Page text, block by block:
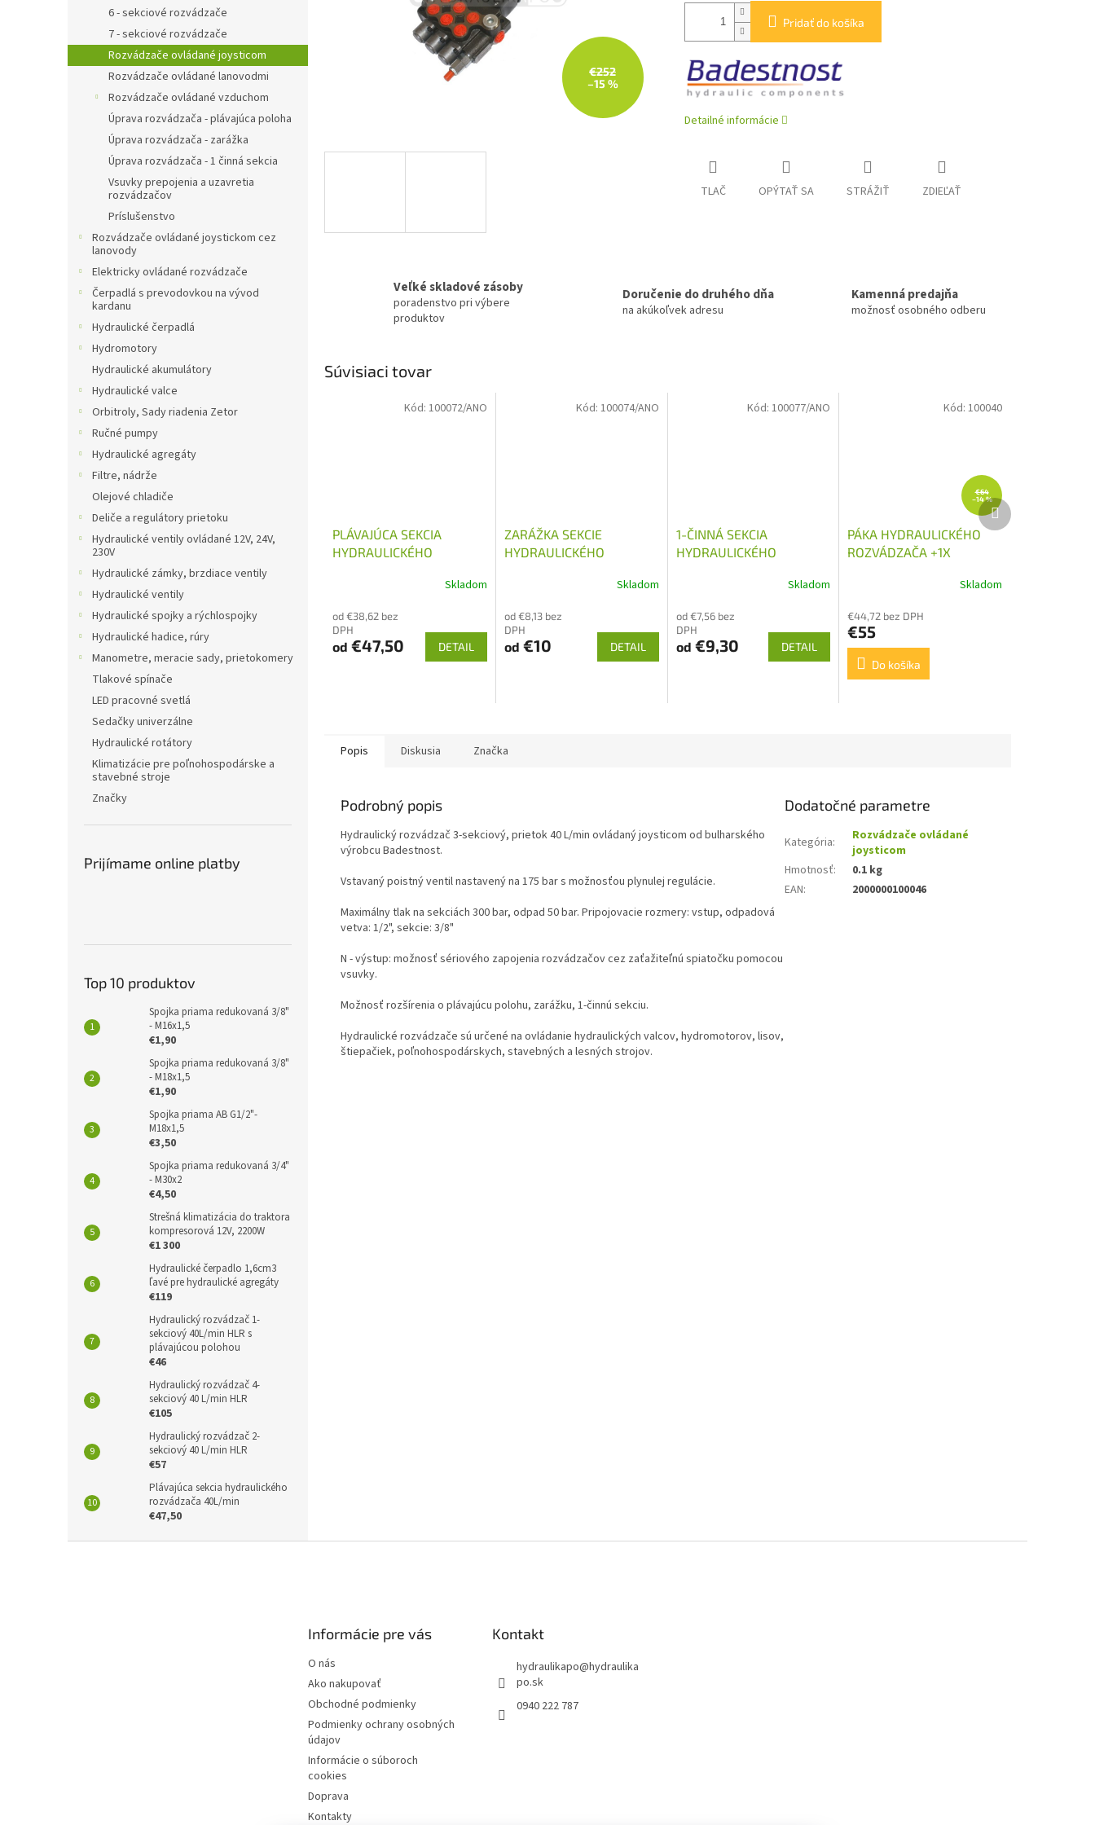
6 - sekciové rozvádzače
7 - sekciové rozvádzače
Rozvádzače ovládané joysticom
Rozvádzače ovládané lanovodmi
Rozvádzače ovládané vzduchom
Úprava rozvádzača - plávajúca poloha
Úprava rozvádzača - zarážka
Úprava rozvádzača - 1 činná sekcia
Vsuvky prepojenia a uzavretia
rozvádzačov
Príslušenstvo
Rozvádzače ovládané joystickom cez
lanovody
Elektricky ovládané rozvádzače
Čerpadlá s prevodovkou na vývod
kardanu
Hydraulické čerpadlá
Hydromotory
Hydraulické akumulátory
Hydraulické valce
Orbitroly, Sady riadenia Zetor
Ručné pumpy
Hydraulické agregáty
Filtre, nádrže
Olejové chladiče
Deliče a regulátory prietoku
Hydraulické ventily ovládané 12V, 24V,
230V
Hydraulické zámky, brzdiace ventily
Hydraulické ventily
Hydraulické spojky a rýchlospojky
Hydraulické hadice, rúry
Manometre, meracie sady, prietokomery
Tlakové spínače
LED pracovné svetlá
Sedačky univerzálne
Hydraulické rotátory
Klimatizácie pre poľnohospodárske a
stavebné stroje
Značky
Prijímame online platby
Top 10 produktov
Spojka priama redukovaná 3/8"
- M16x1,5
€1,90
Spojka priama redukovaná 3/8"
- M18x1,5
€1,90
Spojka priama AB G1/2"-
M18x1,5
€3,50
Spojka priama redukovaná 3/4"
- M30x2
€4,50
Strešná klimatizácia do traktora
kompresorová 12V, 2200W
€1 300
Hydraulické čerpadlo 1,6cm3
ľavé pre hydraulické agregáty
€119
Hydraulický rozvádzač 1-
sekciový 40L/min HLR s
plávajúcou polohou
€46
Hydraulický rozvádzač 4-
sekciový 40 L/min HLR
€105
Hydraulický rozvádzač 2-
sekciový 40 L/min HLR
€57
Plávajúca sekcia hydraulického
rozvádzača 40L/min
€47,50
€252
–15 %
Pridať do košíka
Detailné informácie
TLAČ OPÝTAŤ SA STRÁŽIŤ ZDIEĽAŤ
Veľké skladové zásoby
poradenstvo pri výbere
produktov
Doručenie do druhého dňa
na akúkoľvek adresu
Kamenná predajňa
možnosť osobného odberu
Súvisiaci tovar
PLÁVAJÚCA SEKCIA
HYDRAULICKÉHO
Skladom
od €38,62 bez
DPH
od €47,50 DETAIL
Kód: 100072/ANO
ZARÁŽKA SEKCIE
HYDRAULICKÉHO
Skladom
od €8,13 bez
DPH
od €10 DETAIL
Kód: 100074/ANO
1-ČINNÁ SEKCIA
HYDRAULICKÉHO
Skladom
od €7,56 bez
DPH
od €9,30 DETAIL
Kód:100077/ANO
€64
–14 %
PÁKA HYDRAULICKÉHO
ROZVÁDZAČA +1X
Skladom
€44,72 bez DPH
€55
Do košíka
Kód: 100040
Ďalší
produkt
Popis Diskusia Značka
Podrobný popis
Hydraulický rozvádzač 3-sekciový, prietok 40 L/min ovládaný joysticom od bulharského
výrobcu Badestnost.
Vstavaný poistný ventil nastavený na 175 bar s možnosťou plynulej regulácie.
Maximálny tlak na sekciách 300 bar, odpad 50 bar. Pripojovacie rozmery: vstup, odpadová
vetva: 1/2", sekcie: 3/8"
N - výstup: možnosť sériového zapojenia rozvádzačov cez zaťažiteľnú spiatočku pomocou
vsuvky.
Možnosť rozšírenia o plávajúcu polohu, zarážku, 1-činnú sekciu.
Hydraulické rozvádzače sú určené na ovládanie hydraulických valcov, hydromotorov, lisov,
štiepačiek, poľnohospodárskych, stavebných a lesných strojov.
Dodatočné parametre
Kategória:
Rozvádzače ovládané
joysticom
Hmotnosť:
0.1 kg
EAN: 2000000100046
Informácie pre vás
O nás
Ako nakupovať
Obchodné podmienky
Podmienky ochrany osobných
údajov
Informácie o súboroch
cookies
Doprava
Kontakty
Kontakt
hydraulikapo@hydraulika
po.sk
0940 222 787